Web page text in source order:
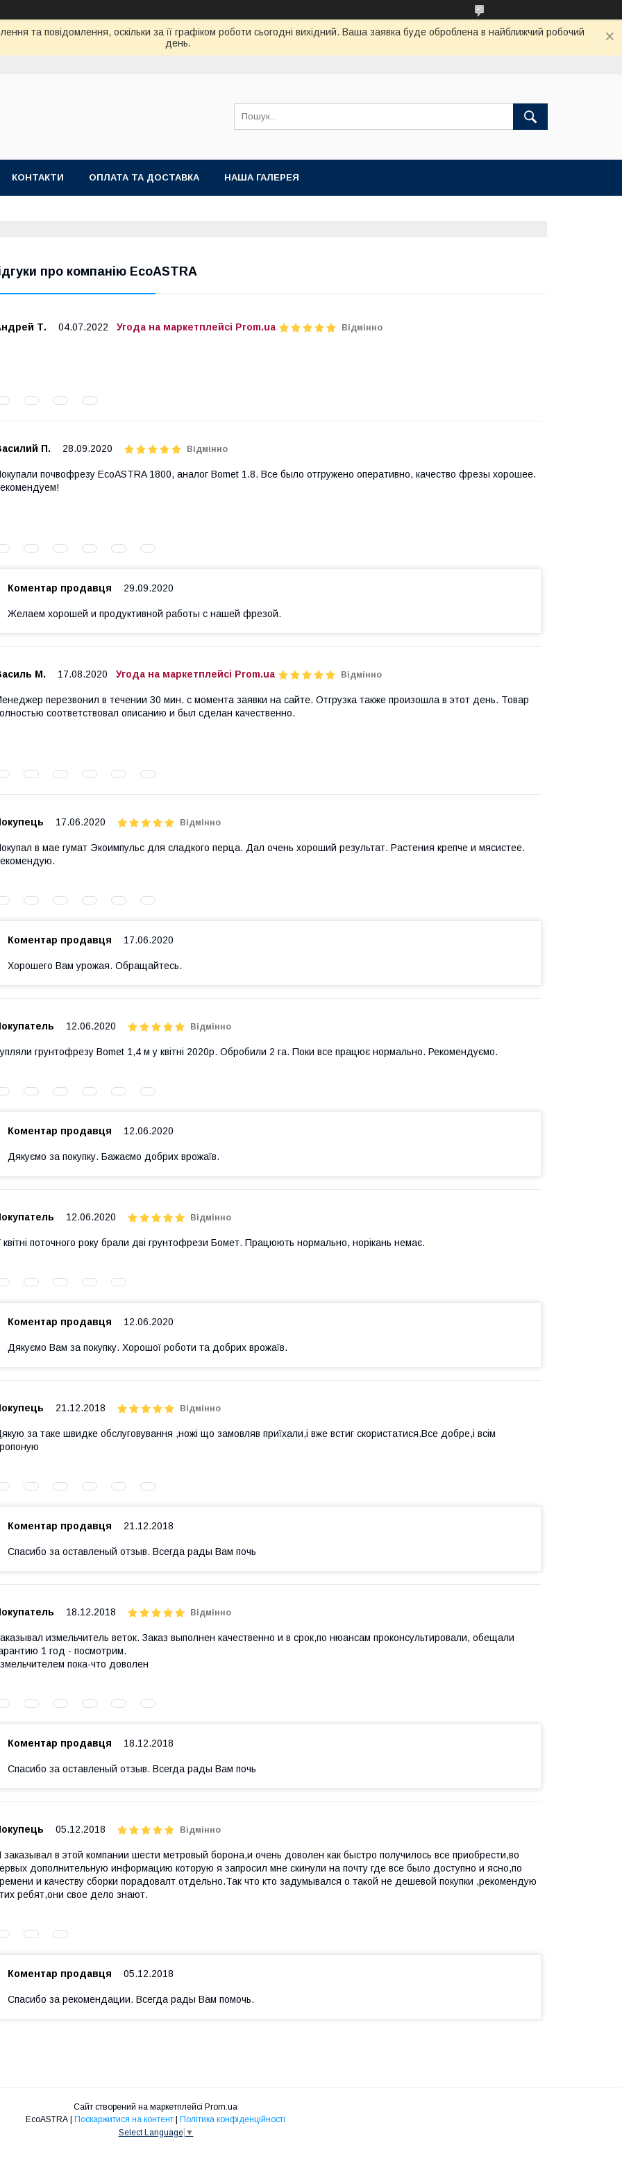
та повідомлення, оскільки за її графіком роботи сьогодні вихідний. Ваша заявка буде оброблена в найближчий робочий
день.
КОНТАКТИ ОПЛАТА ТА ДОСТАВКА НАША ГАЛЕРЕЯ
про компанію EcoASTRA
Т. 04.07.2022 Угода на маркетплейсі Prom.ua Відмінно
П. 28.09.2020 Відмінно
почвофрезу EcoASTRA 1800, аналог Bomet 1.8. Все было отгружено оперативно, качество фрезы хорошее.
Коментар продавця 29.09.2020
Желаем хорошей и продуктивной работы с нашей фрезой.
М. 17.08.2020 Угода на маркетплейсі Prom.ua Відмінно
перезвонил в течении 30 мин. с момента заявки на сайте. Отгрузка также произошла в этот день. Товар
соответствовал описанию и был сделан качественно.
17.06.2020 Відмінно
в мае гумат Экоимпульс для сладкого перца. Дал очень хороший результат. Растения крепче и мясистее.
Коментар продавця 17.06.2020
Хорошего Вам урожая. Обращайтесь.
12.06.2020 Відмінно
грунтофрезу Bomet 1,4 м у квітні 2020р. Обробили 2 га. Поки все працює нормально. Рекомендуємо.
Коментар продавця 12.06.2020
Дякуємо за покупку. Бажаємо добрих врожаїв.
12.06.2020 Відмінно
квітні поточного року брали дві грунтофрези Бомет. Працюють нормально, норікань немає.
Коментар продавця 12.06.2020
Дякуємо Вам за покупку. Хорошої роботи та добрих врожаїв.
21.12.2018 Відмінно
за таке швидке обслуговування ,ножі що замовляв приїхали,і вже встиг скористатися.Все добре,і всім
Коментар продавця 21.12.2018
Спасибо за оставленый отзыв. Всегда рады Вам почь
18.12.2018 Відмінно
измельчитель веток. Заказ выполнен качественно и в срок,по нюансам проконсультировали, обещали
1 год - посмотрим.
пока-что доволен
Коментар продавця 18.12.2018
Спасибо за оставленый отзыв. Всегда рады Вам почь
05.12.2018 Відмінно
заказывал в этой компании шести метровый борона,и очень доволен как быстро получилось все приобрести,во
дополнительную информацию которую я запросил мне скинули на почту где все было доступно и ясно,по
и качеству сборки порадовалт отдельно.Так что кто задумывался о такой не дешевой покупки ,рекомендую
ребят,они свое дело знают.
Коментар продавця 05.12.2018
Спасибо за рекомендации. Всегда рады Вам помочь.
Сайт створений на маркетплейсі Prom.ua
Поскаржитися на контент
Політика конфіденційності
Select Language ▼